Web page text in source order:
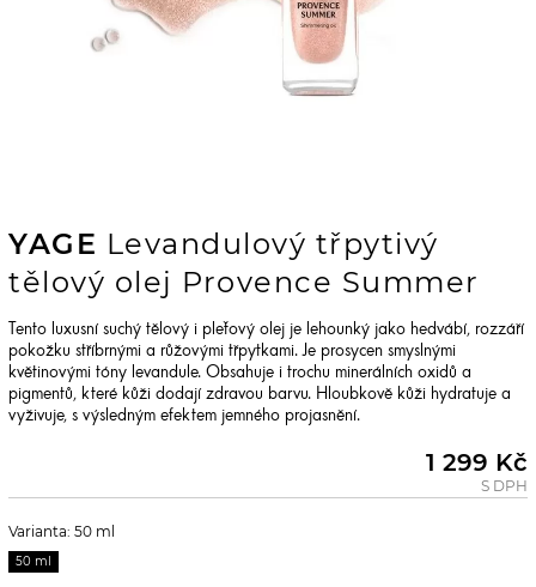
YAGE Levandulový třpytivý
tělový olej Provence Summer
Tento luxusní suchý tělový i pleťový olej je lehounký jako hedvábí, rozzáří
pokožku stříbrnými a růžovými třpytkami. Je prosycen smyslnými
květinovými tóny levandule. Obsahuje i trochu minerálních oxidů a
pigmentů, které kůži dodají zdravou barvu. Hloubkově kůži hydratuje a
vyživuje, s výsledným efektem jemného projasnění.
1 299 Kč
S DPH
Varianta: 50 ml
50 ml